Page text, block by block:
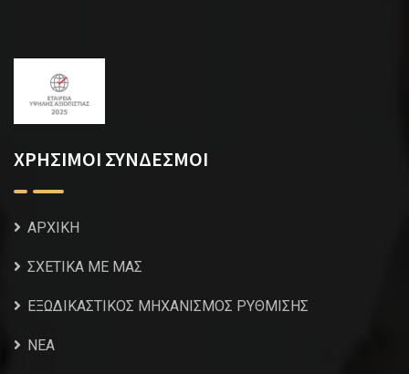
ΧΡΗΣΙΜΟΙ ΣΥΝΔΕΣΜΟΙ
ΑΡΧΙΚΗ
ΣΧΕΤΙΚΑ ΜΕ ΜΑΣ
ΕΞΩΔΙΚΑΣΤΙΚΟΣ ΜΗΧΑΝΙΣΜΟΣ ΡΥΘΜΙΣΗΣ
NEA